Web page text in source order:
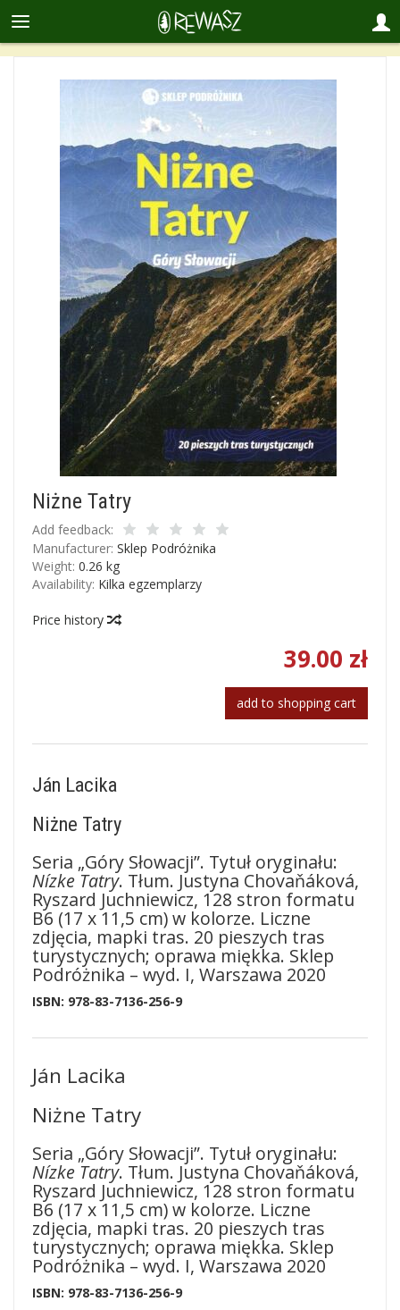
Niżne Tatry
Add feedback:
Manufacturer: Sklep Podróżnika
Weight: 0.26 kg
Availability: Kilka egzemplarzy
Price history
39.00 zł
add to shopping cart
Ján Lacika
Niżne Tatry
Seria „Góry Słowacji”. Tytuł oryginału:
Nízke Tatry. Tłum. Justyna Chovaňáková,
Ryszard Juchniewicz, 128 stron formatu
B6 (17 x 11,5 cm) w kolorze. Liczne
zdjęcia, mapki tras. 20 pieszych tras
turystycznych; oprawa miękka. Sklep
Podróżnika – wyd. I, Warszawa 2020
ISBN: 978-83-7136-256-9
Ján Lacika
Niżne Tatry
Seria „Góry Słowacji”. Tytuł oryginału:
Nízke Tatry. Tłum. Justyna Chovaňáková,
Ryszard Juchniewicz, 128 stron formatu
B6 (17 x 11,5 cm) w kolorze. Liczne
zdjęcia, mapki tras. 20 pieszych tras
turystycznych; oprawa miękka. Sklep
Podróżnika – wyd. I, Warszawa 2020
ISBN: 978-83-7136-256-9